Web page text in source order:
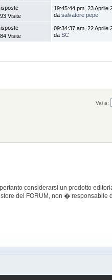
Visite
19:45:44 pm, 23 Aprile
da salvatore pepe
Visite
09:34:37 am, 22 Aprile
da SC
Vai a:
considerarsi un prodotto
del FORUM, non � responsabile